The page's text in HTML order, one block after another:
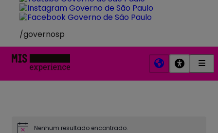
/governosp
Nenhum resultado encontrado.